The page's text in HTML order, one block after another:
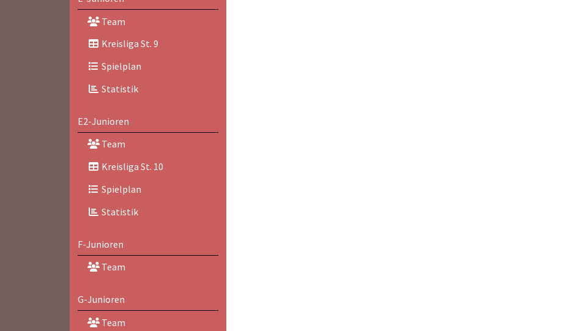
Team
Kreisliga St. 9
Spielplan
Statistik
E2-Junioren
Team
Kreisliga St. 10
Spielplan
Statistik
F-Junioren
Team
G-Junioren
Team